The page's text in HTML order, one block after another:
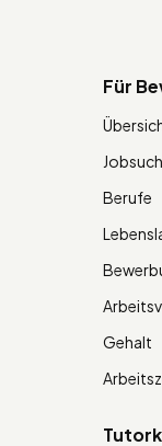
Für
Berufe
Gehalt